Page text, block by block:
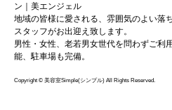
ン｜美エンジェル
地域の皆様に愛される、雰囲気のよい落
スタッフがお出迎え致します。
男性・女性、老若男女世代を問わずご利
能、駐車場も完備。
Copyright © 美容室Simple(シンプル) All Rights Reserved.